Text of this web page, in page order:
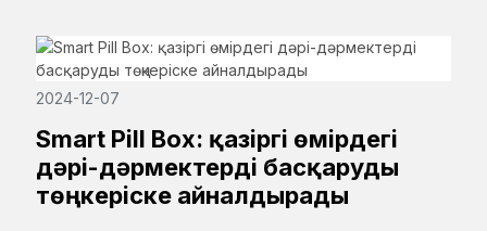
2024-12-07
Smart Pill Box: қазіргі өмірдегі
дәрі-дәрмектерді басқаруды
төңкеріске айналдырады